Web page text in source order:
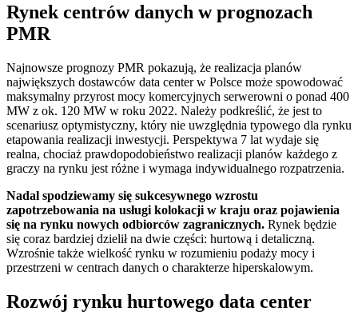
Rynek centrów danych w prognozach
PMR
Najnowsze prognozy PMR pokazują, że realizacja planów
największych dostawców data center w Polsce może spowodować
maksymalny przyrost mocy komercyjnych serwerowni o ponad 400
MW z ok. 120 MW w roku 2022. Należy podkreślić, że jest to
scenariusz optymistyczny, który nie uwzględnia typowego dla rynku
etapowania realizacji inwestycji. Perspektywa 7 lat wydaje się
realna, chociaż prawdopodobieństwo realizacji planów każdego z
graczy na rynku jest różne i wymaga indywidualnego rozpatrzenia.
Nadal spodziewamy się sukcesywnego wzrostu
zapotrzebowania na usługi kolokacji w kraju oraz pojawienia
się na rynku nowych odbiorców zagranicznych. Rynek będzie
się coraz bardziej dzielił na dwie części: hurtową i detaliczną.
Wzrośnie także wielkość rynku w rozumieniu podaży mocy i
przestrzeni w centrach danych o charakterze hiperskalowym.
Rozwój rynku hurtowego data center